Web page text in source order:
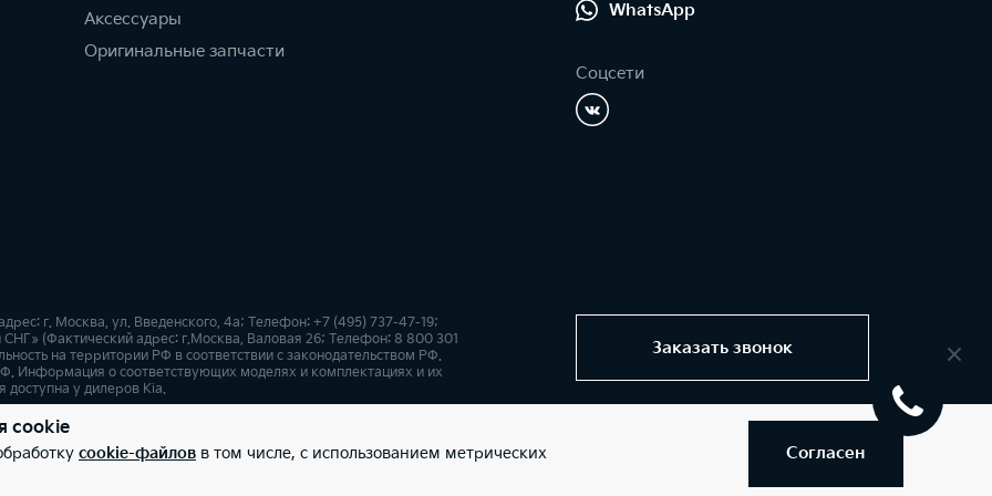
Аксессуары
Оригинальные запчасти
WhatsApp
Соцсети
Заказать звонок
г. Москва, ул. Введенского, 4а; Телефон: +7 (495) 737-47-19;
(Фактический адрес: г.Москва, Валовая 26; Телефон: 8 800 301
на территории РФ в соответствии с законодательством РФ.
Информация о соответствующих моделях и комплектациях и их
у дилеров Kia.
Карта сайта
cookie
cookie-файлов в том числе, с использованием метрических
Согласен